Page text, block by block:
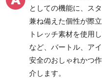
クリーンウェアワーク
パンツ
レディース作業着
ブルゾン
としての機能に、ス
兼ね備えた個性が際
トレッチ素材を使用
など、バートル、ア
安全のおしゃれかつ
介します。